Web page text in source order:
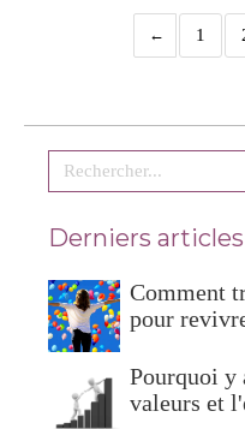
1
Rechercher
Derniers articles
Comment
pour
Pourquoi y
valeurs et